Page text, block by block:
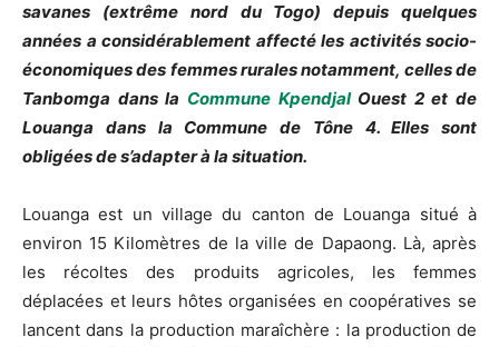
savanes (extrême nord du Togo) depuis quelques
années a considérablement affecté les activités socio-
économiques des femmes rurales notamment, celles de
Tanbomga dans la Commune KpendjalOuest 2 et de
Louanga dans la Commune de Tône 4. Elles sont
obligées de s’adapter à la situation.
Louanga est un village du canton de Louanga situé à
environ 15 Kilomètres de la ville de Dapaong. Là, après
les récoltes des produits agricoles, les femmes
déplacées et leurs hôtes organisées en coopératives se
lancent dans la production maraîchère : la production de